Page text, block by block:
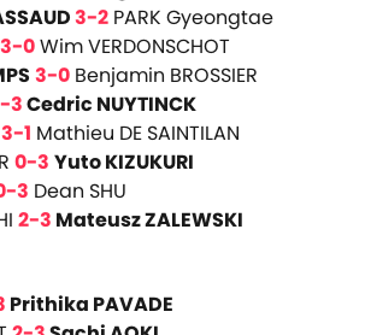
3-2 PARK Gyeongtae
3-0Wim VERDONSCHOT
3-0 Benjamin BROSSIER
3Cedric NUYTINCK
3-1 Mathieu DE SAINTILAN
0-3 Yuto KIZUKURI
3 Dean SHU
2-3 Mateusz ZALEWSKI
Prithika PAVADE